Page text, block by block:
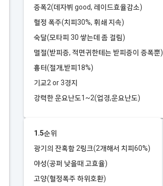
증폭2(데자뷔 good, 레이드효율감소)
혈정 폭주(치피30%, 휘쇄 지속)
숙달(모타피 30 쌓는데 좀 걸림)
멸절(받피증, 적면귀한테는 받피증이 증폭뿐)
흉터(절개,받피18%)
기교2 or 3경지
강력한 운요난도1~2(업경,운요난도)
1.5순위
광기의 잔혹함 2링크(2개해서 치피60%)
야성(공퍼 낮을때 고효율)
고양(혈정폭주 하위호환)